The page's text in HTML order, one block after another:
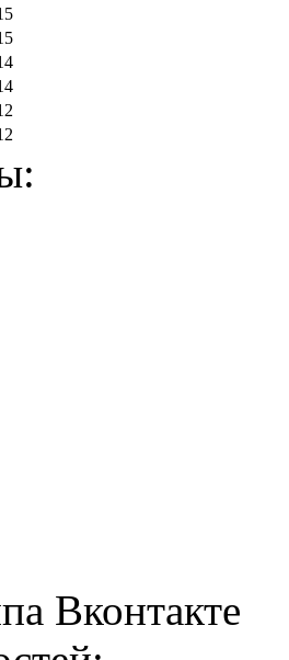
Вконтакте